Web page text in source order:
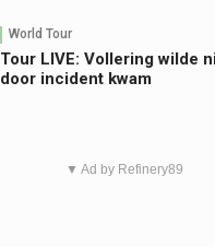
World Tour
Tour LIVE: Vollering wilde
door incident kwam
▼ Ad by Refinery89